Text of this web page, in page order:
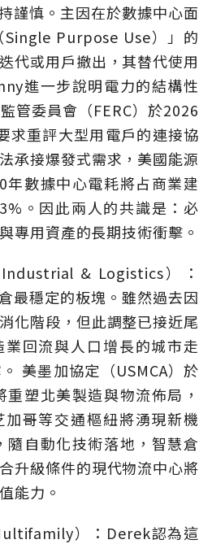
謹慎。主因在於數據中心面
Purpose Use）」的
代或用戶撤出，其替代使用
進一步說明電力的結構性
管委員會（FERC）於2026
求重評大型用電戶的連接協
承接爆發式需求，美國能源
年數據中心電耗將占商業建
。因此兩人的共識是：必
專用資產的長期技術衝擊。
& Logistics）：
最穩定的板塊。雖然過去因
化階段，但此調整已接近尾
回流與人口增長的城市走
美墨加協定（USMCA）於
塑北美製造與物流佈局，
哥等交通樞紐將湧現新機
自動化技術落地，智慧倉
升級條件的現代物流中心將
能力。
）：Derek認為這